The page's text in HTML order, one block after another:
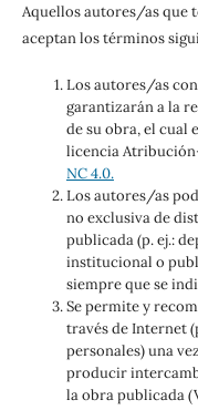
Aquellos autores/as que
aceptan los términos
Los autores/as
garantizarán a la
de su obra, el cual
licencia
NC 4.0.
Los autores/as
no exclusiva de
publicada (p. ej.:
institucional o
siempre que se
Se permite y
través de Internet
personales) una
producir
la obra publicada